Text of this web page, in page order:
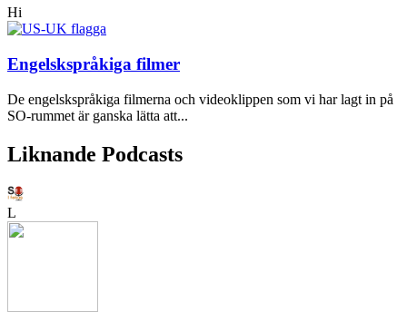
Hi
Engelskspråkiga filmer
De engelskspråkiga filmerna och videoklippen som vi har lagt in på
SO-rummet är ganska lätta att...
Liknande Podcasts
L